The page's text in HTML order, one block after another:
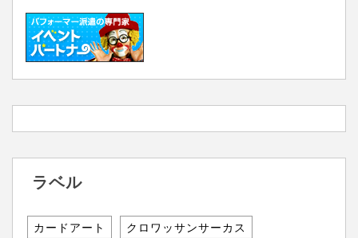
ラベル
カードアート クロワッサンサーカス